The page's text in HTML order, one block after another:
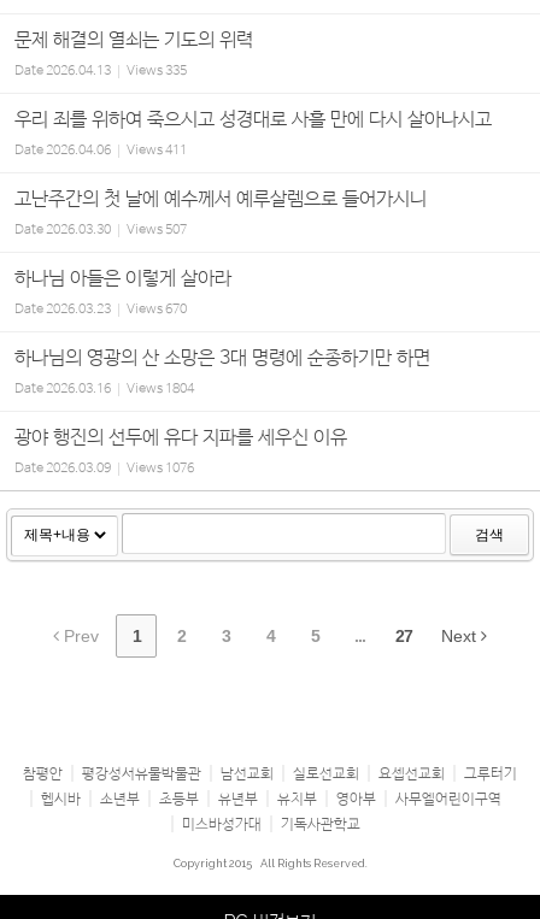
문제 해결의 열쇠는 기도의 위력
Date2026.04.13 Views335
우리 죄를 위하여 죽으시고 성경대로 사흘 만에 다시 살아나시고
Date2026.04.06 Views411
고난주간의 첫 날에 예수께서 예루살렘으로 들어가시니
Date2026.03.30 Views 507
하나님 아들은 이렇게 살아라
Date2026.03.23 Views670
하나님의 영광의 산 소망은 3대 명령에 순종하기만 하면
Date2026.03.16 Views 1804
광야 행진의 선두에 유다 지파를 세우신 이유
Date2026.03.09 Views 1076
검색
Prev 1 2 3 4 5 ... 27 Next
참평안 평강성서유물박물관 남선교회 실로선교회 요셉선교회
그루터기
헵시바
소년부 초등부 유년부 유치부 영아부
사무엘어린이구역
미스바성가대
기독사관학교
Copyright 2015 All Rights Reserved.